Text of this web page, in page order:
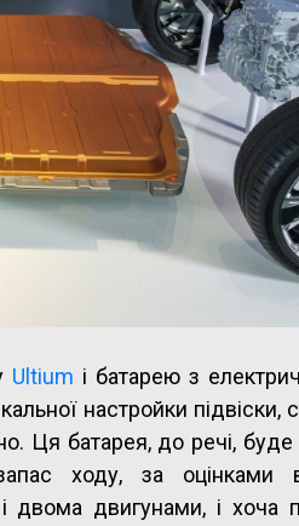
Ultium і батарею з
настройки
Ця батарея, до речі, буде
ходу, за оцінками
двигунами, і хоча